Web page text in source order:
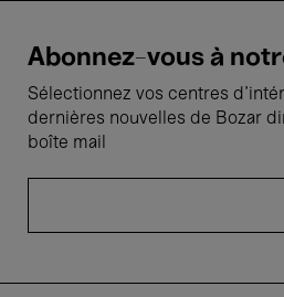
Abonnez-vous à
Sélectionnez vos centres
dernières nouvelles de Bozar
boîte mail